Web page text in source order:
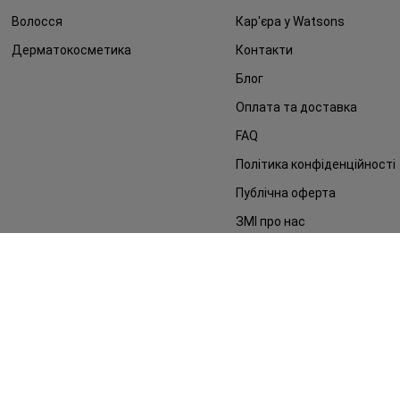
Волосся
Дерматокосметика
Кар'єра у Watsons
Контакти
Блог
Оплата та доставка
FAQ
Політика конфіденційності
Публічна оферта
ЗМІ про нас